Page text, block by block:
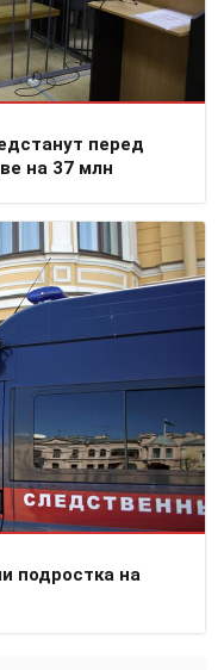
перед
на 37 млн
подростка на